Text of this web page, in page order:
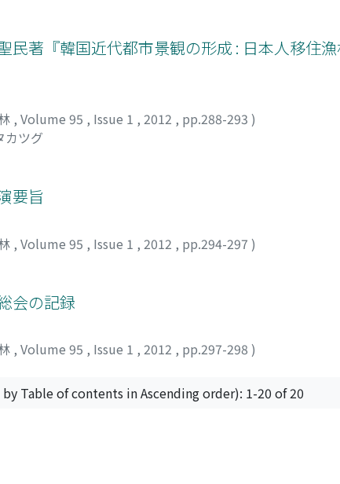
renovations of built environments is worthy of
it suddenly collapsed during World War I.
and city planning had to justify their causes in terms of
decline of the idea that city was an indivisible
eruptions of ethno/racial antagonism. The race riots in
that the rise of the Chicago School's new urban
of Robert E. Park and Ernest Burgess was their
planners in that Park's human ecology and Burgess's
model of urban environments. Furthermore, it
on Race Relations, which made peace after the 1919
residential zoning, which was begun during the same
zoning policy sustained newly established de-
be said that Chicago School's urban ecology contained
for realistic governance. By the end of the 1920s,
"city" as socio-geographically divided and stratified
urban America. The urban historians of the present day
著『韓国近代都市景観の形成 : 日本人移住漁
, Volume 95 , Issue 1 , 2012 , pp.288-293 )
カツグ
要旨
, Volume 95 , Issue 1 , 2012 , pp.294-297 )
会の記録
, Volume 95 , Issue 1 , 2012 , pp.297-298 )
Table of contents in Ascending order): 1-20 of 20